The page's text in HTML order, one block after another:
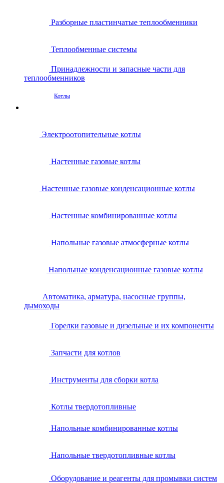
Разборные пластинчатые теплообменники
Теплообменные системы
Принадлежности и запасные части для
теплообменников
Котлы
Электроотопительные котлы
Настенные газовые котлы
Настенные газовые конденсационные котлы
Настенные комбинированные котлы
Напольные газовые атмосферные котлы
Напольные конденсационные газовые котлы
Автоматика, арматура, насосные группы,
дымоходы
Горелки газовые и дизельные и их компоненты
Запчасти для котлов
Инструменты для сборки котла
Котлы твердотопливные
Напольные комбинированные котлы
Напольные твердотопливные котлы
Оборудование и реагенты для промывки систем